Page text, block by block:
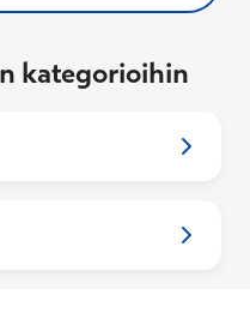
kategorioihin